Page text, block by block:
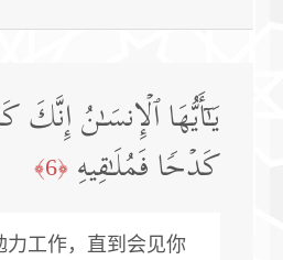
یَـٰۤأَیُّهَا ٱلۡإِنسَـٰنُ
كَدۡحࣰا فَمُلَـٰقِیهِ ﴿6﴾
力工作，直到会见你